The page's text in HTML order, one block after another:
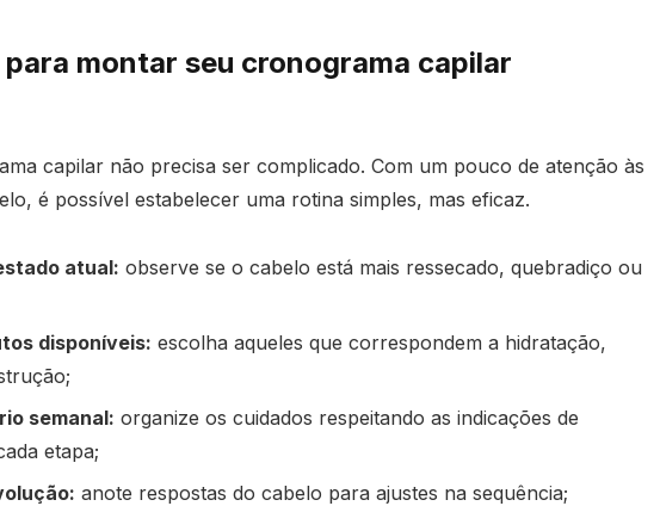
para montar seu cronograma capilar
capilar não precisa ser complicado. Com um pouco de atenção às
é possível estabelecer uma rotina simples, mas eficaz.
atual: observe se o cabelo está mais ressecado, quebradiço ou
disponíveis: escolha aqueles que correspondem a hidratação,
semanal: organize os cuidados respeitando as indicações de
etapa;
anote respostas do cabelo para ajustes na sequência;